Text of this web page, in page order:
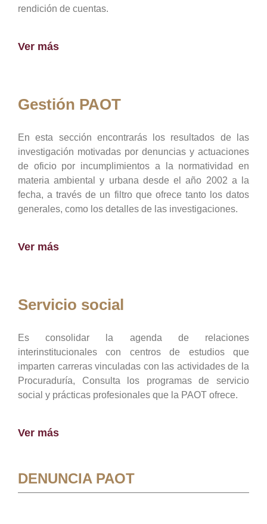
rendición de cuentas.
Ver más
Gestión PAOT
En esta sección encontrarás los resultados de las
investigación motivadas por denuncias y actuaciones
de oficio por incumplimientos a la normatividad en
materia ambiental y urbana desde el año 2002 a la
fecha, a través de un filtro que ofrece tanto los datos
generales, como los detalles de las investigaciones.
Ver más
Servicio social
Es consolidar la agenda de relaciones
interinstitucionales con centros de estudios que
imparten carreras vinculadas con las actividades de la
Procuraduría, Consulta los programas de servicio
social y prácticas profesionales que la PAOT ofrece.
Ver más
DENUNCIA PAOT